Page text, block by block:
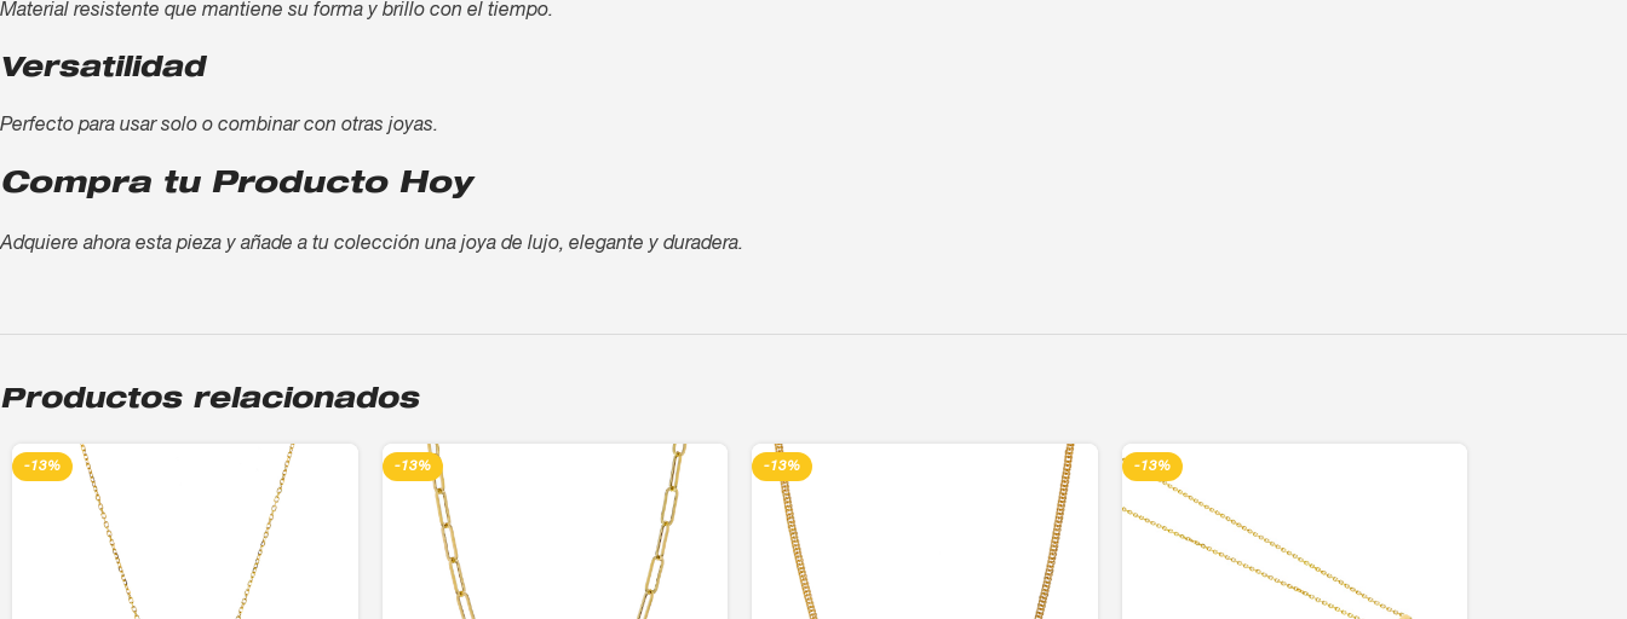
Material resistente que mantiene su forma y brillo con el tiempo.
Versatilidad
Perfecto para usar solo o combinar con otras joyas.
Compra tu Producto Hoy
Adquiere ahora esta pieza y añade a tu colección una joya de lujo, elegante y duradera.
Productos relacionados
-13% -13% -13% -13%